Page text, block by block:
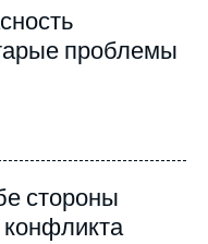
проблемы
стороны
конфликта